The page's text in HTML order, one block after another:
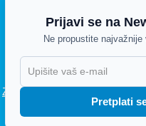
Kontakt
Politika privatnosti
Politika kolačića
Zahtjev za pristup
Impressum
Prijavi se na
Ne propustite najvažnije
Pretplati